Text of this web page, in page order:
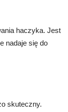
haczyka. Jest
nadaje się do
skuteczny.